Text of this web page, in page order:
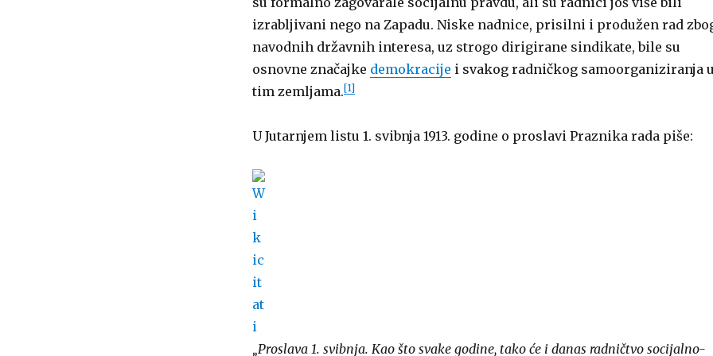
izrabljivani nego na Zapadu. Niske nadnice, prisilni i produžen rad
navodnih državnih interesa, uz strogo dirigirane sindikate, bile su
osnovne značajke demokracije i svakog radničkog samoorganiziranja
tim zemljama.[1]
U Jutarnjem listu 1. svibnja 1913. godine o proslavi Praznika rada piše:
„Proslava 1. svibnja. Kao što svake godine, tako će i danas radničtvo socijalno-